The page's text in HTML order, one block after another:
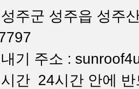
주군 성주읍 성주
기 주소 :
간 24시간 안에